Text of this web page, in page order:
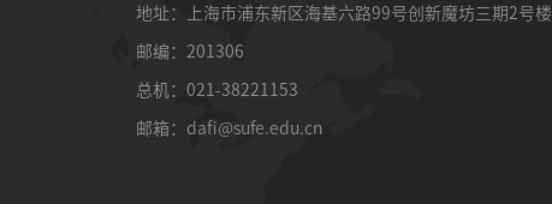
地址：上海市浦东新区海基六路99号创新魔坊三期2号楼
邮编：201306
总机：021-38221153
邮箱： dafi@sufe.edu.cn